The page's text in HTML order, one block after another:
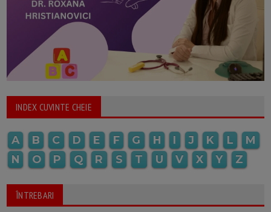
INDEX CUVINTE CHEIE
A B C D E F G H I J K L
M
N
O P Q R S T U V X Y Z
ÎNTREBARI